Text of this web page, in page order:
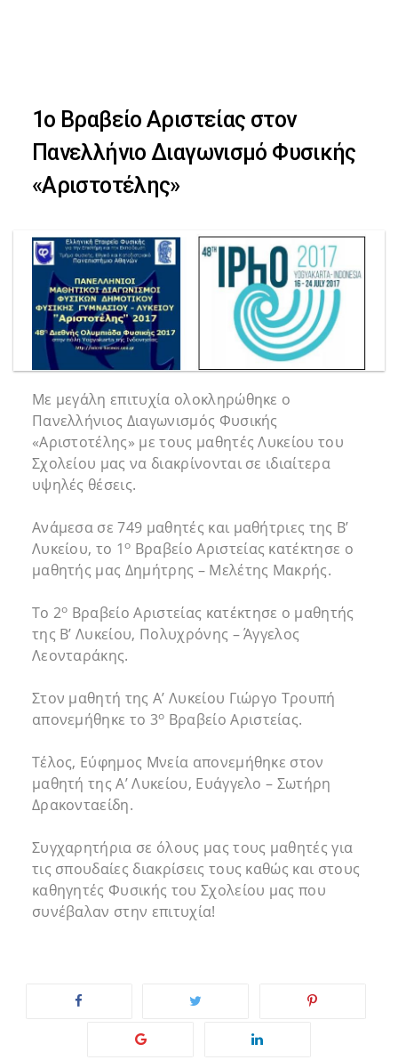
navigation
to
content
1ο Βραβείο Αριστείας στον
Πανελλήνιο Διαγωνισμό Φυσικής
«Αριστοτέλης»
Με μεγάλη επιτυχία ολοκληρώθηκε ο
Πανελλήνιος Διαγωνισμός Φυσικής
«Αριστοτέλης» με τους μαθητές Λυκείου του
Σχολείου μας να διακρίνονται σε ιδιαίτερα
υψηλές θέσεις.
Ανάμεσα σε 749 μαθητές και μαθήτριες της Β’
Λυκείου, το 1ο Βραβείο Αριστείας κατέκτησε ο
μαθητής μας Δημήτρης – Μελέτης Μακρής.
Το 2ο Βραβείο Αριστείας κατέκτησε ο μαθητής
της Β’ Λυκείου, Πολυχρόνης – Άγγελος
Λεονταράκης.
Στον μαθητή της Α’ Λυκείου Γιώργο Τρουπή
απονεμήθηκε το 3ο Βραβείο Αριστείας.
Τέλος, Εύφημος Μνεία απονεμήθηκε στον
μαθητή της Α’ Λυκείου, Ευάγγελο – Σωτήρη
Δρακονταείδη.
Συγχαρητήρια σε όλους μας τους μαθητές για
τις σπουδαίες διακρίσεις τους καθώς και στους
καθηγητές Φυσικής του Σχολείου μας που
συνέβαλαν στην επιτυχία!